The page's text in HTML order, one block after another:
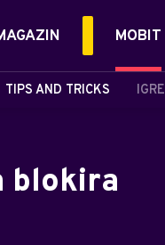
MOBIT
TIPS AND TRICKS IGRE
blokira